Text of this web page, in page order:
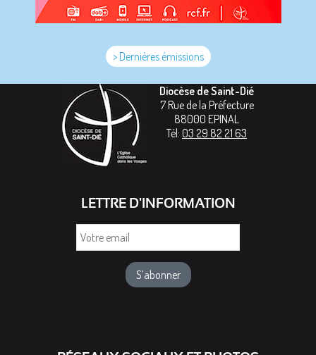
> Dernières émissions
Diocèse de Saint-Dié
7 Rue de la Préfecture
88000 EPINAL
Tél: 03 29 82 21 63
LETTRE D'INFORMATION